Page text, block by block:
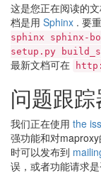
这是您正在阅读的
档是用 Sphinx . 要
sphinx
sphinx-
setup.py
最新文档可在
问题跟踪
我们正在使用 the
强功能和对
时可以发布到
误，或者功能请求